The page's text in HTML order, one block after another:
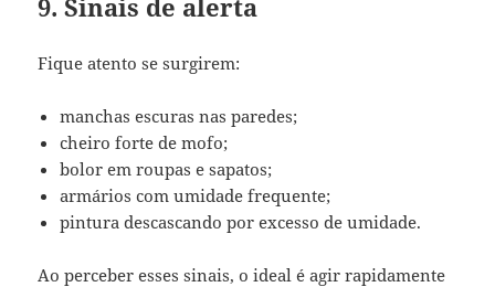
Fique atento se surgirem:
manchas escuras nas paredes;
cheiro forte de mofo;
bolor em roupas e sapatos;
armários com umidade frequente;
pintura descascando por excesso de umidade.
Ao perceber esses sinais, o ideal é agir rapidamente